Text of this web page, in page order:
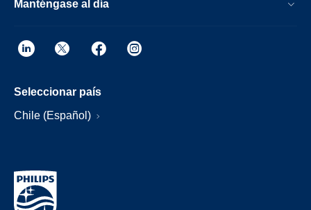
Manténgase al día
Seleccionar país
Chile (Español)